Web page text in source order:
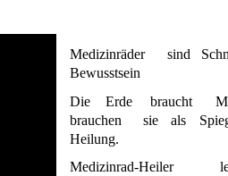
Medizinräder sind
Bewusstsein
Die
Erde braucht
brauchen
sie als
Heilung.
Medizinrad-Heiler